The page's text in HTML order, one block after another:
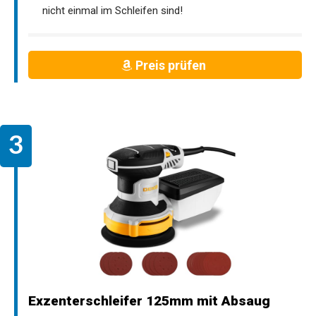
nicht einmal im Schleifen sind!
Preis prüfen
Exzenterschleifer 125mm mit Absaug